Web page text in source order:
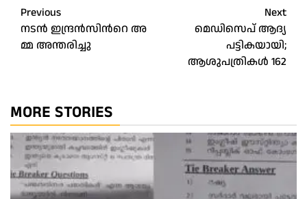
Post
navigation
Previous
ന​ട​ന്‍ ഇ​ന്ദ്ര​ന്‍​സി​ന്‍റെ അ​
മ്മ അ​ന്ത​രി​ച്ചു
Next
മെഡിസെപ് ആദ്യ
പട്ടികയായി;
ആശുപത്രികൾ 162
MORE STORIES